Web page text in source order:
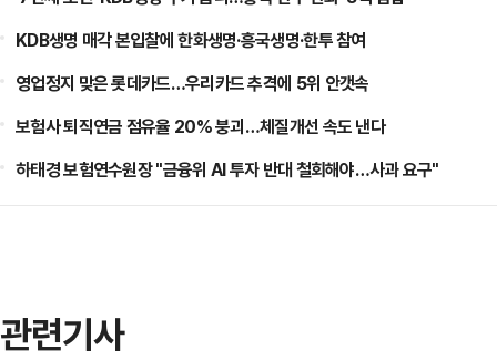
KDB생명 매각 본입찰에 한화생명·흥국생명·한투 참여
영업정지 맞은 롯데카드…우리카드 추격에 5위 안갯속
보험사 퇴직연금 점유율 20% 붕괴…체질개선 속도 낸다
하태경 보험연수원장 "금융위 AI 투자 반대 철회해야…사과 요구"
관련기사